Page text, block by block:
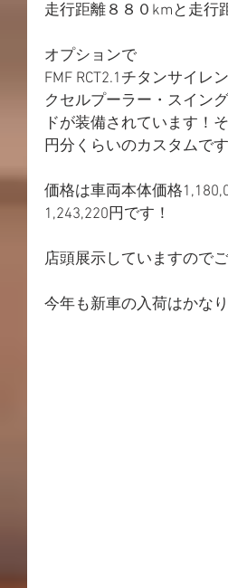
走行距離８８０kmと走行
オプションで
FMF RCT2.1チタンサイレ
クセルプーラー・スイン
ドが装備されています！
円分くらいのカスタムです
価格は車両本体価格
1,243,220円です！
店頭展示していますので
今年も新車の入荷はかな